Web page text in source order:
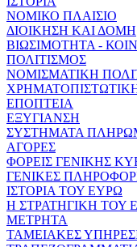
ΝΟΜΙΚΟ ΠΛΑΙΣΙΟ
ΔΙΟΙΚΗΣΗ ΚΑΙ ΔΟΜΗ
ΒΙΩΣΙΜΟΤΗΤΑ -
ΠΟΛΙΤΙΣΜΟΣ
ΝΟΜΙΣΜΑΤΙΚΗ
ΕΠΟΠΤΕΙΑ
ΕΞΥΓΙΑΝΣΗ
ΣΥΣΤΗΜΑΤΑ
ΑΓΟΡΕΣ
ΦΟΡΕΙΣ ΓΕΝΙΚΗΣ
ΓΕΝΙΚΕΣ
ΙΣΤΟΡΙΑ ΤΟΥ ΕΥΡΩ
Η ΣΤΡΑΤΗΓΙΚΗ ΤΟΥ
ΜΕΤΡΗΤΑ
ΤΑΜΕΙΑΚΕΣ